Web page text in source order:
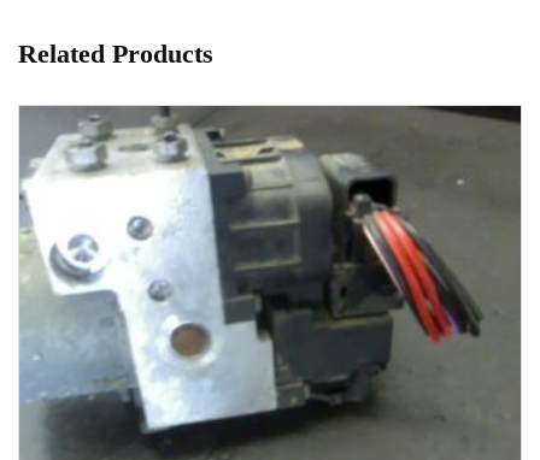
Related Products
1-3 Werktage